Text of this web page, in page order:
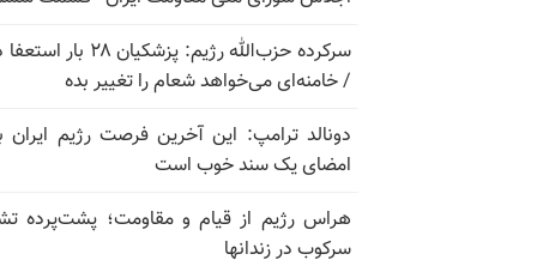
سرکرده حزب‌الله رژیم: پزشکیان ۲۸
/ خامنه‌ای می‌خواهد شعام را تغییر بده
دونالد ترامپ: این آخرین فرصت رژیم ایران
امضای یک سند خوب است
هراس رژیم از قیام و مقاومت؛ پشت‌پرده
سرکوب در زندانها